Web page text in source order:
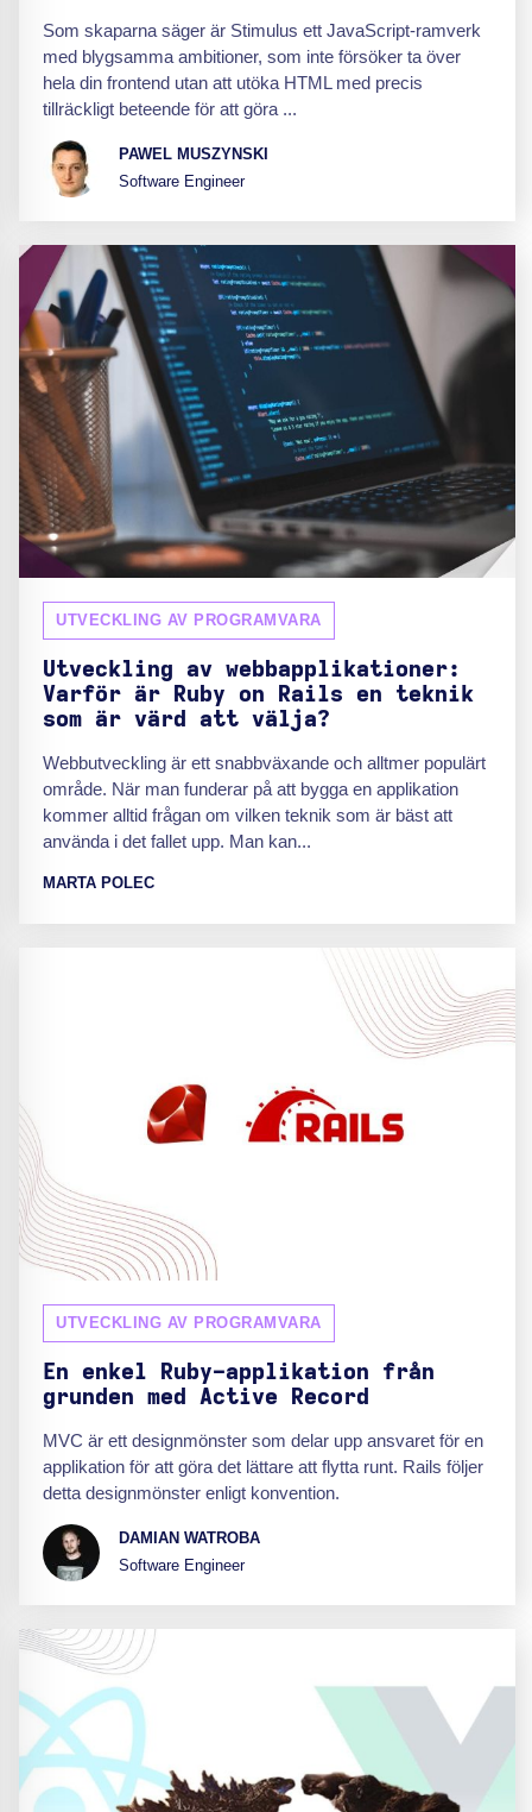
Som skaparna säger är Stimulus ett JavaScript-ramverk
med blygsamma ambitioner, som inte försöker ta över
hela din frontend utan att utöka HTML med precis
tillräckligt beteende för att göra ...
PAWEL MUSZYNSKI
Software Engineer
UTVECKLING AV PROGRAMVARA
Utveckling av webbapplikationer:
Varför är Ruby on Rails en teknik
som är värd att välja?
Webbutveckling är ett snabbväxande och alltmer populärt
område. När man funderar på att bygga en applikation
kommer alltid frågan om vilken teknik som är bäst att
använda i det fallet upp. Man kan...
MARTA POLEC
UTVECKLING AV PROGRAMVARA
En enkel Ruby-applikation från
grunden med Active Record
MVC är ett designmönster som delar upp ansvaret för en
applikation för att göra det lättare att flytta runt. Rails följer
detta designmönster enligt konvention.
DAMIAN WATROBA
Software Engineer